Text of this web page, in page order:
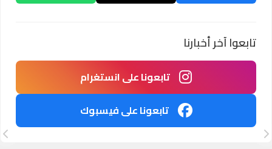
تابعوا آخر أخبارنا
تابعونا على انستغرام
تابعونا على فيسبوك